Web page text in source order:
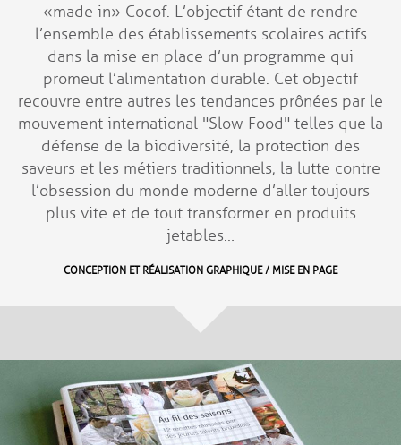
« made in » Cocof. L’objectif étant de rendre
l’ensemble des établissements scolaires actifs
dans la mise en place d’un programme qui
promeut l’alimentation durable. Cet objectif
recouvre entre autres les tendances prônées par le
mouvement international "Slow Food" telles que la
défense de la biodiversité, la protection des
saveurs et les métiers traditionnels, la lutte contre
l’obsession du monde moderne d’aller toujours
plus vite et de tout transformer en produits
jetables…
CONCEPTION ET RÉALISATION GRAPHIQUE / MISE EN PAGE